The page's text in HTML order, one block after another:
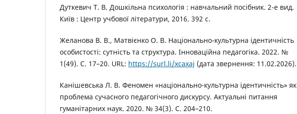
Дуткевич Т. В. Дошкільна психологія : навчальний посібник. 2-е вид.
Київ : Центр учбової літератури, 2016. 392 с.
Желанова В. В., Матвієнко О. В. Національно-культурна ідентичність
особистості: сутність та структура. Інноваційна педагогіка. 2022. №
1(49). С. 17–20. URL: https://surl.li/xcaxaj (дата звернення: 11.02.2026).
Канішевська Л. В. Феномен «національно-культурна ідентичність» як
проблема сучасного педагогічного дискурсу. Актуальні питання
гуманітарних наук. 2020. № 34(3). С. 204–210.